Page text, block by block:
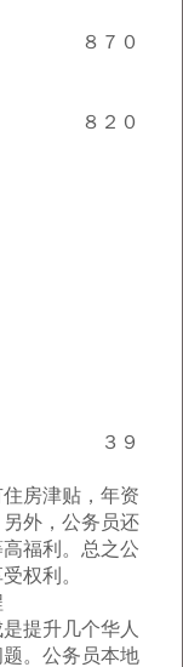
０
０
房津贴，年资
外，公务员还
福利。总之公
权利。
提升几个华人
。公务员本地